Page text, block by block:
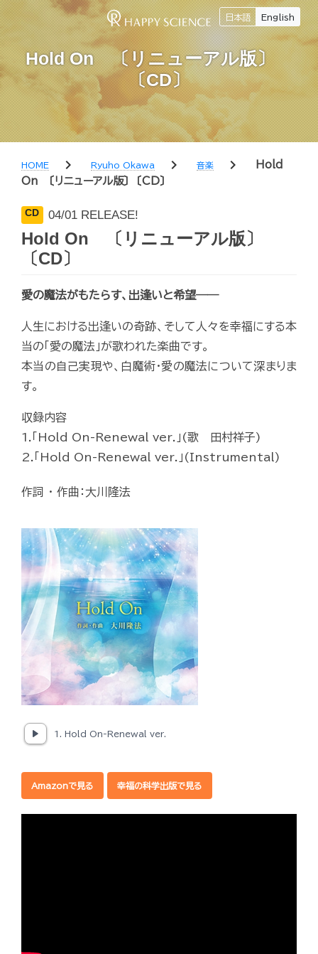
日本語 English
Hold On 〔リニューアル版〕
〔CD〕
HOME chevron_right Ryuho Okawa chevron_right 音楽 chevron_right
Hold
On 〔リニューアル版〕 〔CD〕
CD 04/01 RELEASE!
1. Hold On-Renewal ver.
Hold On 〔リニューアル版〕
〔CD〕
愛の魔法がもたらす、出逢いと希望――
人生における出逢いの奇跡、そして人々を幸福にする本
当の「愛の魔法」が歌われた楽曲です。
本当の自己実現や、白魔術・愛の魔法について深まりま
す。
収録内容
1.「Hold On-Renewal ver.」(歌 田村祥子)
2.「Hold On-Renewal ver.」(Instrumental)
作詞 ・ 作曲：大川隆法
Amazonで見る 幸福の科学出版で見る